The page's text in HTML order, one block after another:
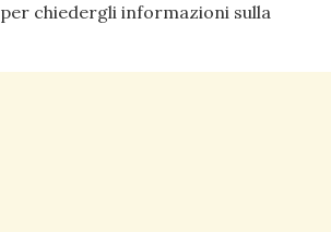
per chiedergli informazioni sulla